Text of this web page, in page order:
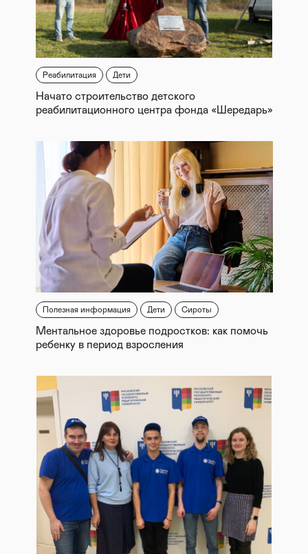
Реабилитация Дети
Начато строительство детского
реабилитационного центра фонда «Шередарь»
Полезная информация Дети Сироты
Ментальное здоровье подростков: как помочь
ребенку в период взросления